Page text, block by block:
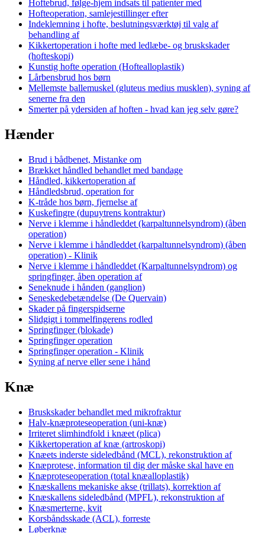
Hoftebrud, følge-hjem indsats til patienter med
Hofteoperation, samlejestillinger efter
Indeklemning i hofte, beslutningsværktøj til valg af
behandling af
Kikkertoperation i hofte med ledlæbe- og bruskskader
(hofteskopi)
Kunstig hofte operation (Hoftealloplastik)
Lårbensbrud hos børn
Mellemste ballemuskel (gluteus medius musklen), syning af
senerne fra den
Smerter på ydersiden af hoften - hvad kan jeg selv gøre?
Hænder
Brud i bådbenet, Mistanke om
Brækket håndled behandlet med bandage
Håndled, kikkertoperation af
Håndledsbrud, operation for
K-tråde hos børn, fjernelse af
Kuskefingre (dupuytrens kontraktur)
Nerve i klemme i håndleddet (karpaltunnelsyndrom) (åben
operation)
Nerve i klemme i håndleddet (karpaltunnelsyndrom) (åben
operation) - Klinik
Nerve i klemme i håndleddet (Karpaltunnelsyndrom) og
springfinger, åben operation af
Seneknude i hånden (ganglion)
Seneskedebetændelse (De Quervain)
Skader på fingerspidserne
Slidgigt i tommelfingerens rodled
Springfinger (blokade)
Springfinger operation
Springfinger operation - Klinik
Syning af nerve eller sene i hånd
Knæ
Bruskskader behandlet med mikrofraktur
Halv-knæproteseoperation (uni-knæ)
Irriteret slimhindfold i knæet (plica)
Kikkertoperation af knæ (artroskopi)
Knæets inderste sideledbånd (MCL), rekonstruktion af
Knæprotese, information til dig der måske skal have en
Knæproteseoperation (total knæalloplastik)
Knæskallens mekaniske akse (trillats), korrektion af
Knæskallens sideledbånd (MPFL), rekonstruktion af
Knæsmerterne, kvit
Korsbåndsskade (ACL), forreste
Løberknæ